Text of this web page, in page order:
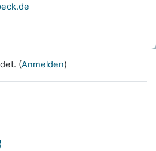
(Anmelden)